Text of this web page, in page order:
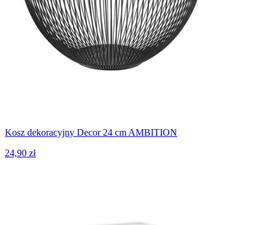
Kosz dekoracyjny Decor 24 cm AMBITION
24,90 zł